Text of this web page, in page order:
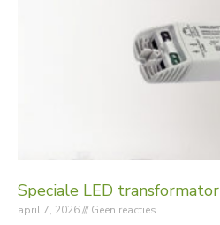
Speciale LED transformator
april 7, 2026
Geen reacties